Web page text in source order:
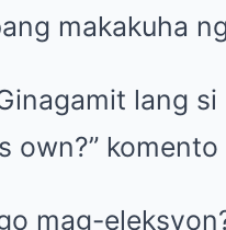
makakuha
lang
own?”
mag-